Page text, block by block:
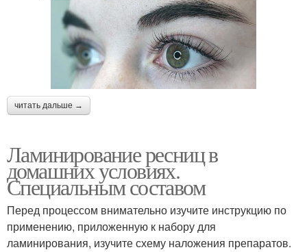
читать дальше →
Ламинирование ресниц в
домашних условиях.
Специальным составом
Перед процессом внимательно изучите инструкцию по
применению, приложенную к набору для
ламинирования, изучите схему наложения препаратов.